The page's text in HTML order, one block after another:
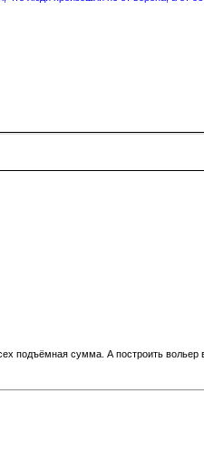
подъёмная сумма. А построить